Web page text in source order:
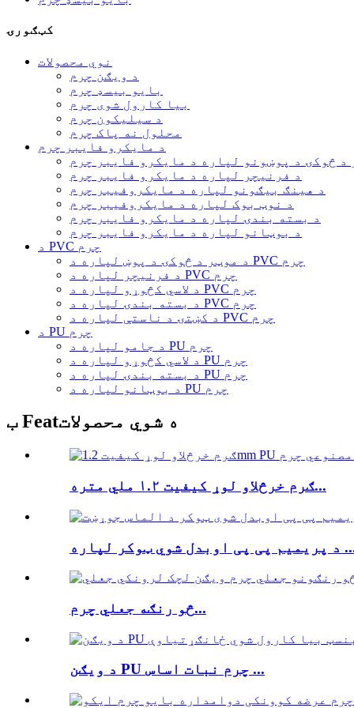
کټګورۍ
نوي محصولات
د ویګن چرم
بایو بیسډ چرم
بیا کارول شوی چرم
د سیلیکون چرم
محلول نه پاک چرم
د مایکرو فایبر چرم
د څوکۍ د پوښونو لپاره د مایکرو فایبر چرم
د فرنیچر لپاره د مایکرو فایبر چرم
د هینګ بیګونو لپاره د مایکروفیبر چرم
د نوټ بوک لپاره د مایکروفیبر چرم
د بسته بندۍ لپاره د مایکرو فایبر چرم
د بوټانو لپاره د مایکرو فایبر چرم
د PVC چرم
د موټر د څوکۍ د پوښ لپاره د PVC چرم
د فرنیچر لپاره د PVC چرم
د لاسي کڅوړو لپاره د PVC چرم
د بسته بندۍ لپاره د PVC چرم
د کښتۍ د ناستې لپاره د PVC چرم
د PU چرم
د جامو لپاره د PU چرم
د لاسي کڅوړو لپاره د PU چرم
د بسته بندۍ لپاره د PU چرم
د بوټانو لپاره د PU چرم
ب Featه شوي محصولات
ګرم خرڅلاو لوړ کیفیت ۱.۲ ملي متره...
اوبدل شوي ټوکر لپاره ...
څو رنګه جعلي چرم...
د ویګن PU چرم نبات اساس ...